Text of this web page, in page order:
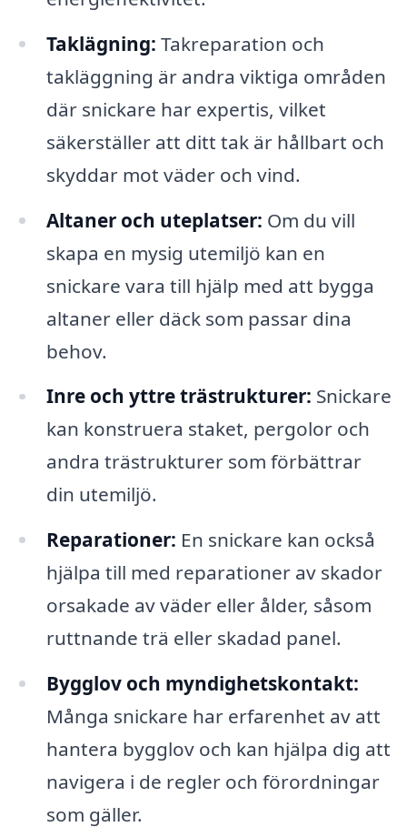
Taklägning: Takreparation och
takläggning är andra viktiga områden
där snickare har expertis, vilket
säkerställer att ditt tak är hållbart och
skyddar mot väder och vind.
Altaner och uteplatser: Om du vill
skapa en mysig utemiljö kan en
snickare vara till hjälp med att bygga
altaner eller däck som passar dina
behov.
Inre och yttre trästrukturer: Snickare
kan konstruera staket, pergolor och
andra trästrukturer som förbättrar
din utemiljö.
Reparationer: En snickare kan också
hjälpa till med reparationer av skador
orsakade av väder eller ålder, såsom
ruttnande trä eller skadad panel.
Bygglov och myndighetskontakt:
Många snickare har erfarenhet av att
hantera bygglov och kan hjälpa dig att
navigera i de regler och förordningar
som gäller.